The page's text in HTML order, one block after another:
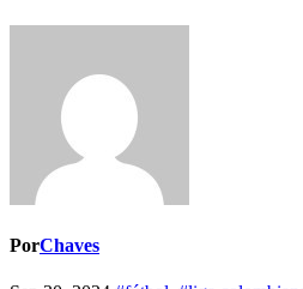
PorChaves